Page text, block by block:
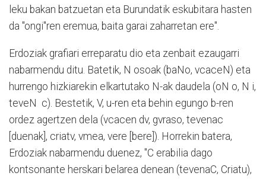
leku bakan batzuetan eta Burundatik eskubitara hasten
da "ongi"ren eremua, baita garai zaharretan ere".
Erdoziak grafiari erreparatu dio eta zenbait ezaugarri
nabarmendu ditu. Batetik, N osoak (baNo, vcaceN) eta
hurrengo hizkiarekin elkartutako N-ak daudela (oN o, N i,
teveN c). Bestetik, V, u-ren eta behin egungo b-ren
ordez agertzen dela (vcacen dv, gvraso, tevenac
[duenak], criatv, vmea, vere [bere]). Horrekin batera,
Erdoziak nabarmendu duenez, "C erabilia dago
kontsonante herskari belarea denean (tevenaC, Criatu),